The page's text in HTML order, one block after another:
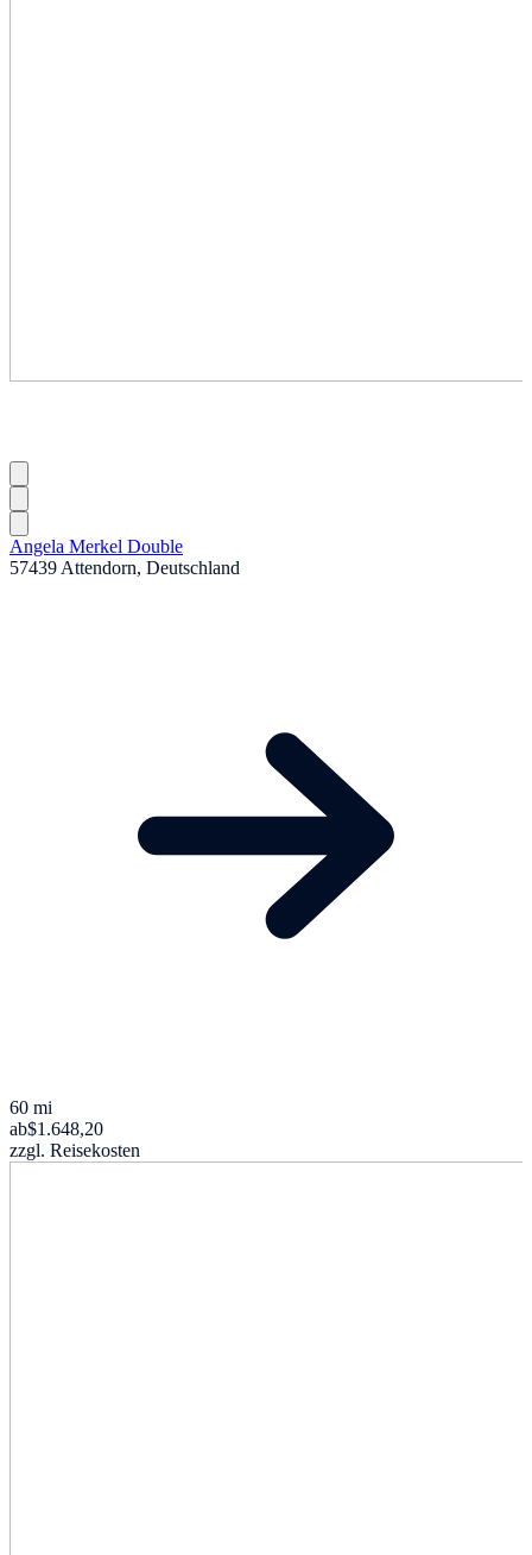
Angela Merkel Double
57439 Attendorn, Deutschland
60 mi
ab$1.648,20
zzgl. Reisekosten